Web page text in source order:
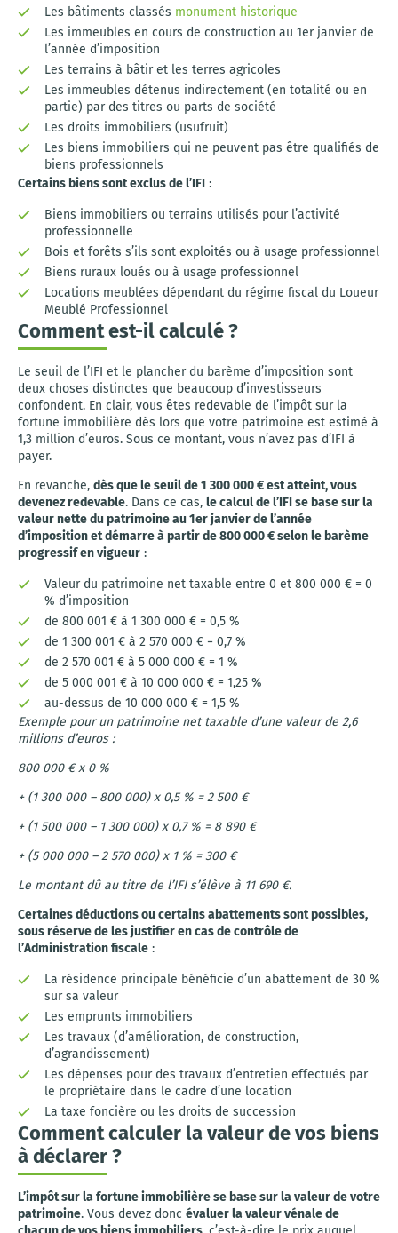
Les bâtiments classés monument historique
Les immeubles en cours de construction au 1er janvier de
l’année d’imposition
Les terrains à bâtir et les terres agricoles
Les immeubles détenus indirectement (en totalité ou en
partie) par des titres ou parts de société
Les droits immobiliers (usufruit)
Les biens immobiliers qui ne peuvent pas être qualifiés de
biens professionnels
Certains biens sont exclus de l’IFI :
Biens immobiliers ou terrains utilisés pour l’activité
professionnelle
Bois et forêts s’ils sont exploités ou à usage professionnel
Biens ruraux loués ou à usage professionnel
Locations meublées dépendant du régime fiscal du Loueur
Meublé Professionnel
Comment est-il calculé ?
Le seuil de l’IFI et le plancher du barème d’imposition sont
deux choses distinctes que beaucoup d’investisseurs
confondent. En clair, vous êtes redevable de l’impôt sur la
fortune immobilière dès lors que votre patrimoine est estimé à
1,3 million d’euros. Sous ce montant, vous n’avez pas d’IFI à
payer.
En revanche, dès que le seuil de 1 300 000 € est atteint, vous
devenez redevable. Dans ce cas, le calcul de l’IFI se base sur la
valeur nette du patrimoine au 1er janvier de l’année
d’imposition et démarre à partir de 800 000 € selon le barème
progressif en vigueur :
Valeur du patrimoine net taxable entre 0 et 800 000 € = 0
% d’imposition
de 800 001 € à 1 300 000 € = 0,5 %
de 1 300 001 € à 2 570 000 € = 0,7 %
de 2 570 001 € à 5 000 000 € = 1 %
de 5 000 001 € à 10 000 000 € = 1,25 %
au-dessus de 10 000 000 € = 1,5 %
Exemple pour un patrimoine net taxable d’une valeur de 2,6
millions d’euros :
800 000 € x 0 %
+ (1 300 000 – 800 000) x 0,5 % = 2 500 €
+ (1 500 000 – 1 300 000) x 0,7 % = 8 890 €
+ (5 000 000 – 2 570 000) x 1 % = 300 €
Le montant dû au titre de l’IFI s’élève à 11 690 €.
Certaines déductions ou certains abattements sont possibles,
sous réserve de les justifier en cas de contrôle de
l’Administration fiscale :
La résidence principale bénéficie d’un abattement de 30 %
sur sa valeur
Les emprunts immobiliers
Les travaux (d’amélioration, de construction,
d’agrandissement)
Les dépenses pour des travaux d’entretien effectués par
le propriétaire dans le cadre d’une location
La taxe foncière ou les droits de succession
Comment calculer la valeur de vos biens
à déclarer ?
L’impôt sur la fortune immobilière se base sur la valeur de votre
patrimoine. Vous devez donc évaluer la valeur vénale de